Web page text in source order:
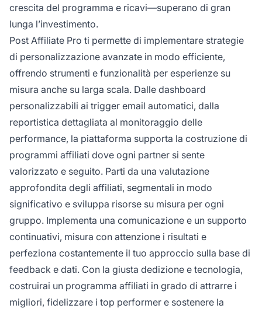
crescita del programma e ricavi—superano di gran
lunga l’investimento.
Post Affiliate Pro ti permette di implementare strategie
di personalizzazione avanzate in modo efficiente,
offrendo strumenti e funzionalità per esperienze su
misura anche su larga scala. Dalle dashboard
personalizzabili ai trigger email automatici, dalla
reportistica dettagliata al monitoraggio delle
performance, la piattaforma supporta la costruzione di
programmi affiliati dove ogni partner si sente
valorizzato e seguito. Parti da una valutazione
approfondita degli affiliati, segmentali in modo
significativo e sviluppa risorse su misura per ogni
gruppo. Implementa una comunicazione e un supporto
continuativi, misura con attenzione i risultati e
perfeziona costantemente il tuo approccio sulla base di
feedback e dati. Con la giusta dedizione e tecnologia,
costruirai un programma affiliati in grado di attrarre i
migliori, fidelizzare i top performer e sostenere la